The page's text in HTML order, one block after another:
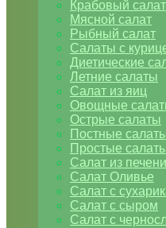
Крабовый салат
Мясной салат
Рыбный салат
Салаты с
Диетические
Летние салаты
Салат из яиц
Овощные
Острые салаты
Постные
Простые
Салат из печени
Салат Оливье
Салат с
Салат с сыром
Салат с